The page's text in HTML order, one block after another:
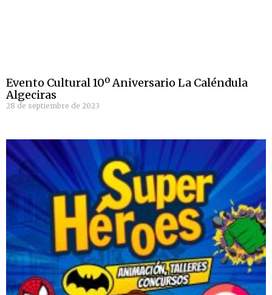
Evento Cultural 10º Aniversario La Caléndula
Algeciras
28 de septiembre de 2023